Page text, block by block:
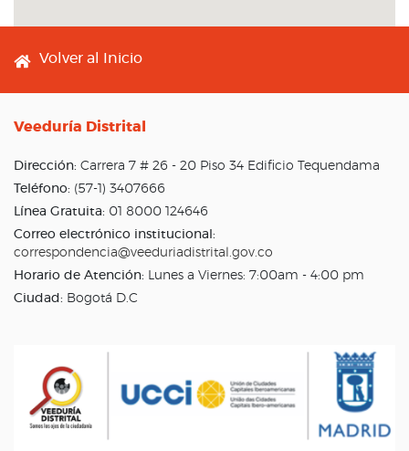
Footer menu
Volver al Inicio
Veeduría Distrital
Dirección: Carrera 7 # 26 - 20 Piso 34 Edificio Tequendama
Teléfono: (57-1) 3407666
Línea Gratuita: 01 8000 124646
Correo electrónico institucional:
correspondencia@veeduriadistrital.gov.co
Horario de Atención: Lunes a Viernes: 7:00am - 4:00 pm
Ciudad: Bogotá D.C